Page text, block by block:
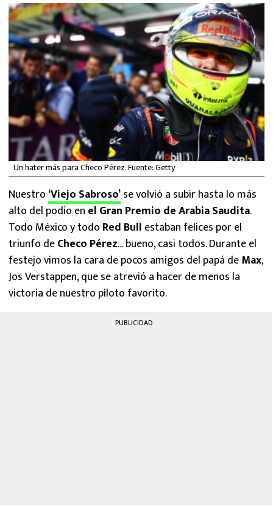
MEXICANOS EN EL EXTRANJERO
FUTBOL ESTUFA
FÓRMULA 1
BOXEO
LIGA MX
NFL
Un hater más para Checo Pérez. Fuente: Getty
Nuestro ‘Viejo Sabroso’se volvió a subir hasta lo más
alto del podio en el Gran Premio de Arabia Saudita.
Todo México y todo Red Bull estaban felices por el
triunfo deCheco Pérez… bueno, casi todos. Durante el
festejo vimos la cara de pocos amigos del papá deMax,
Jos Verstappen, que se atrevió a hacer de menos la
victoria de nuestro piloto favorito.
PUBLICIDAD